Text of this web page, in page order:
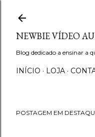
NEWBIE VÍDEO
Blog dedicado a ensinar a
INÍCIO LOJA
POSTAGEM EM